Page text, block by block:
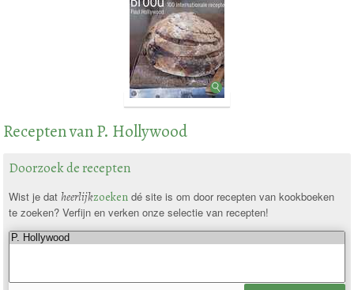
Recepten van P. Hollywood
Doorzoek de recepten
Wist je dat heerlijkzoekendé site is om door recepten van kookboeken
te zoeken? Verfijn en verken onze selectie van recepten!